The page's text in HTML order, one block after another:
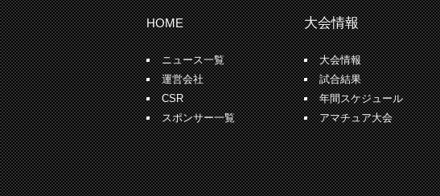
HOME
ニュース一覧
運営会社
CSR
スポンサー一覧
大会情報
大会情報
試合結果
年間スケジュール
アマチュア大会